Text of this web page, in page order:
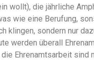
wollt), die jährliche
wie eine Berufung,
klingen, sondern nur
werden überall
Ehrenamtsarbeit sind